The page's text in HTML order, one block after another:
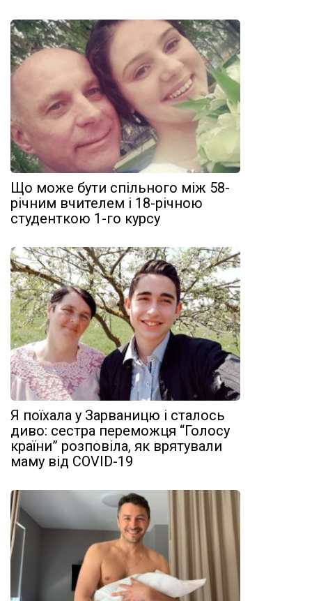
Що може бути спільного між 58-
річним вчителем і 18-річною
студенткою 1-го курсу
Я поїхала у Зарваницю і сталось
диво: сестра переможця “Голосу
країни” розповіла, як врятували
маму від COVID-19